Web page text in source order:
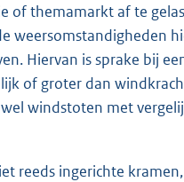
of themamarkt af te
weersomstandigheden
Hiervan is sprake bij
of groter dan
windstoten met
reeds ingerichte